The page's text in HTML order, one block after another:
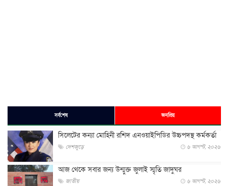
সর্বশেষ জনপ্রিয়
সিলেটের কন্যা মোহিনী রশিদ এনওয়াইপিডির উচ্চপদস্থ কর্মকর্তা
দেশজুড়ে ৬ আগস্ট, ২০২৬
আজ থেকে সবার জন্য উন্মুক্ত জুলাই স্মৃতি জাদুঘর
জাতীয় ৬ আগস্ট, ২০২৬